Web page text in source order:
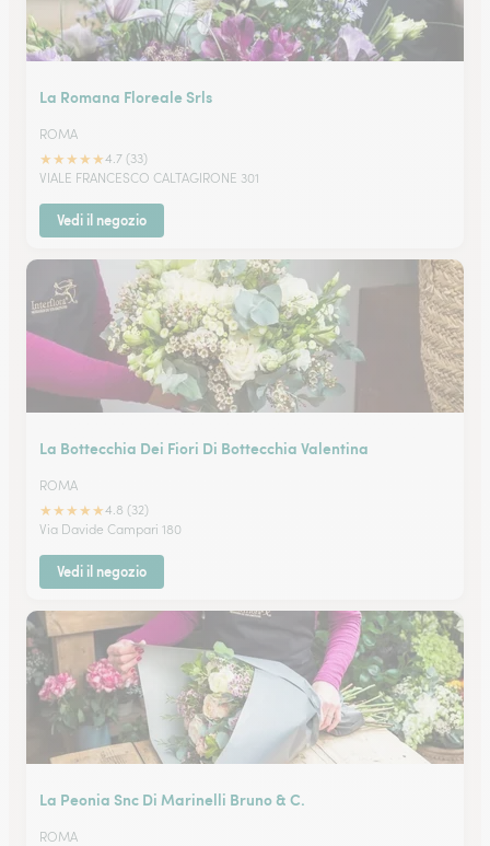
La Romana Floreale Srls
ROMA
★★★★★4.7 (33)
VIALE FRANCESCO CALTAGIRONE 301
Vedi il negozio
La Bottecchia Dei Fiori Di Bottecchia Valentina
ROMA
★★★★★4.8 (32)
Via Davide Campari 180
Vedi il negozio
La Peonia Snc Di Marinelli Bruno & C.
ROMA